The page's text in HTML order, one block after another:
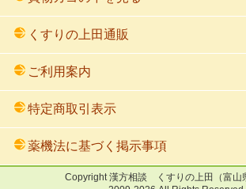
くすりの上田通販
ご利用案内
特定商取引表示
薬機法に基づく掲示事項
Copyright漢方相談 くすりの上田
（富山